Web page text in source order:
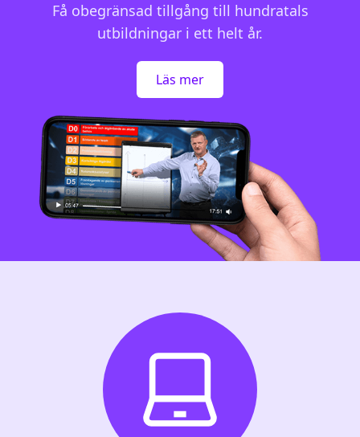
Få obegränsad tillgång till hundratals
utbildningar i ett helt år.
Läs mer